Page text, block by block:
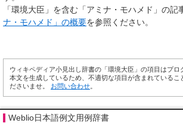
「環境大臣」を含む「アミナ・モハメド」の記
ナ・モハメド」の概要を参照ください。
ウィキペディア小見出し辞書の「環境大臣」の項目はプロ
本文を生成しているため、不適切な項目が含まれているこ
ださいませ。 お問い合わせ
Weblio日本語例文用例辞書